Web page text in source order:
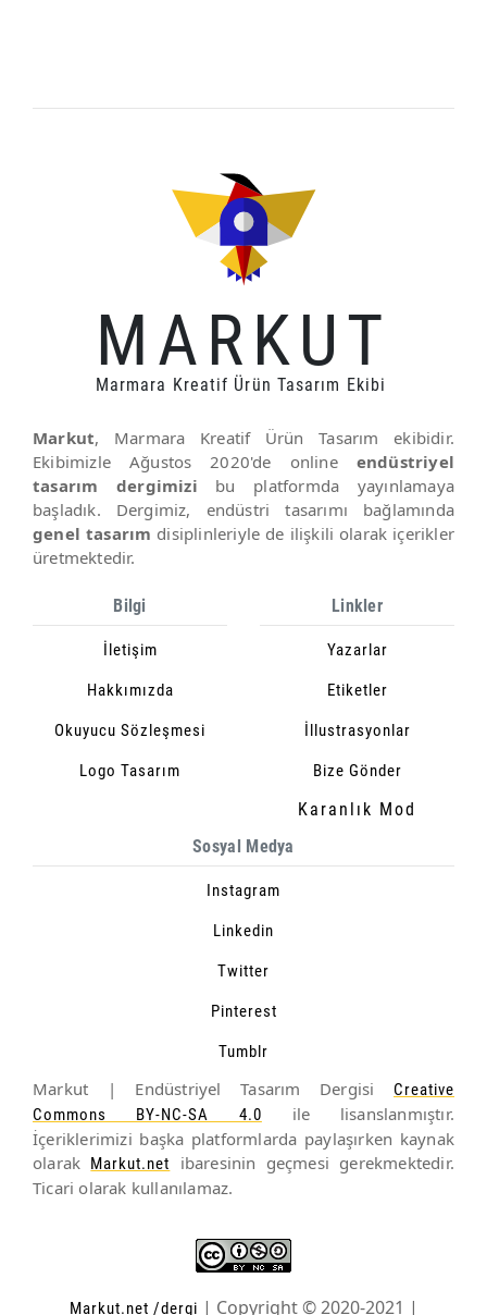
MARKUT
Marmara Kreatif Ürün Tasarım Ekibi
Markut, Marmara Kreatif Ürün Tasarım ekibidir.
Ekibimizle Ağustos 2020'de online endüstriyel
tasarım dergimizi bu platformda yayınlamaya
başladık. Dergimiz, endüstri tasarımı bağlamında
genel tasarım disiplinleriyle de ilişkili olarak içerikler
üretmektedir.
Bilgi
İletişim
Hakkımızda
Okuyucu Sözleşmesi
Logo Tasarım
Linkler
Yazarlar
Etiketler
İllustrasyonlar
Bize Gönder
Karanlık Mod
Sosyal Medya
Instagram
Linkedin
Twitter
Pinterest
Tumblr
Markut | Endüstriyel Tasarım Dergisi
Creative
Commons BY-NC-SA 4.0
ile lisanslanmıştır.
İçeriklerimizi başka platformlarda paylaşırken kaynak
olarak Markut.net
ibaresinin geçmesi gerekmektedir.
Ticari olarak kullanılamaz.
Markut.net /dergi | Copyright © 2020-2021 |